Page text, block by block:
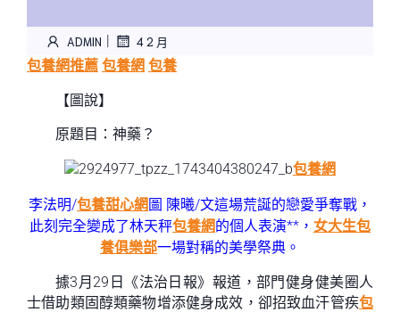
ADMIN | 4 2 月
包養網推薦 包養網 包養
【圖說】
原題目：神藥？
包養網
李法明/包養甜心網 圖 陳曦/文這場荒誕的戀愛爭奪戰，
此刻完全變成了林天秤包養網的個人表演**， 女大生包
養俱樂部一場對稱的美學祭典。
據3月29日《法治日報》報道，部門健身健美圈人
士借助類固醇類藥物增添健身成效，卻招致血汗管疾包